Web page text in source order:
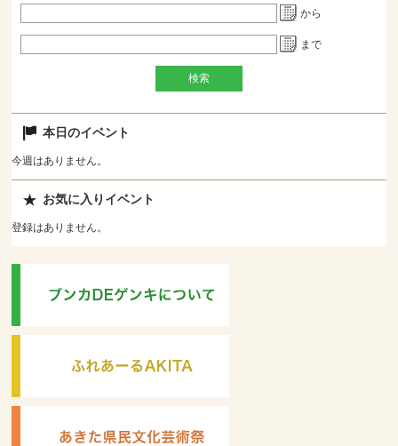
から
まで
本日のイベント
今週はありません。
お気に入りイベント
登録はありません。